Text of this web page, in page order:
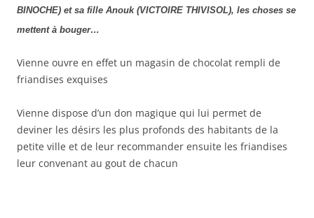
BINOCHE) et sa fille Anouk (VICTOIRE THIVISOL), les choses se
mettent à bouger…
Vienne ouvre en effet un magasin de chocolat rempli de
friandises exquises
Vienne dispose d’un don magique qui lui permet de
deviner les désirs les plus profonds des habitants de la
petite ville et de leur recommander ensuite les friandises
leur convenant au gout de chacun